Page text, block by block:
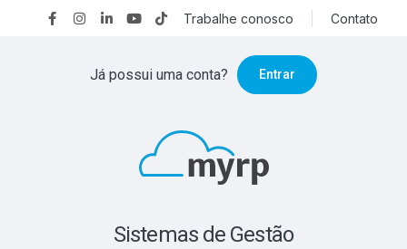
Trabalhe conosco Contato
Já possui uma conta? Entrar
Sistemas de Gestão